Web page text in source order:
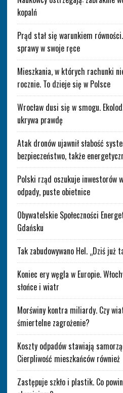
kopalń
Prąd stał się warunkiem
sprawy w swoje ręce
Mieszkania, w których rachunki
rocznie. To dzieje się w Polsce
Wrocław dusi się w smogu.
ukrywa prawdę
Atak dronów ujawnił słabość
bezpieczeństwo, także
Polski rząd oszukuje inwestorów
odpady, puste obietnice
Obywatelskie Społeczności
Gdańsku
Tak zabudowywano Hel. „Dziś już
Koniec ery węgla w Europie.
słońce i wiatr
Morświny kontra miliardy. Czy
śmiertelne zagrożenie?
Koszty odpadów stawiają
Cierpliwość mieszkańców również
Zastępuje szkło i plastik. Co